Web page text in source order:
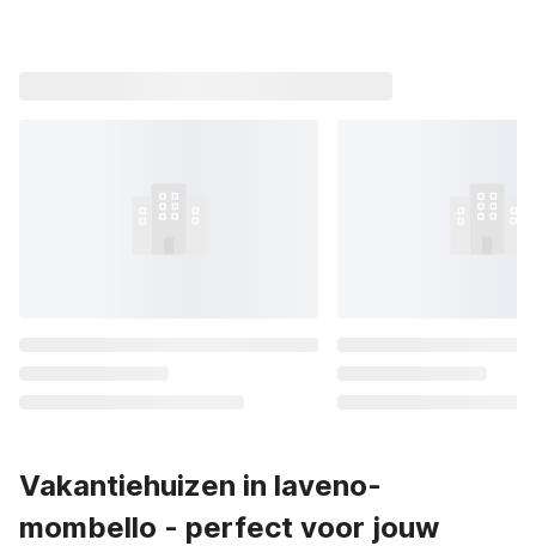
Vakantiehuizen in laveno-
mombello - perfect voor jouw